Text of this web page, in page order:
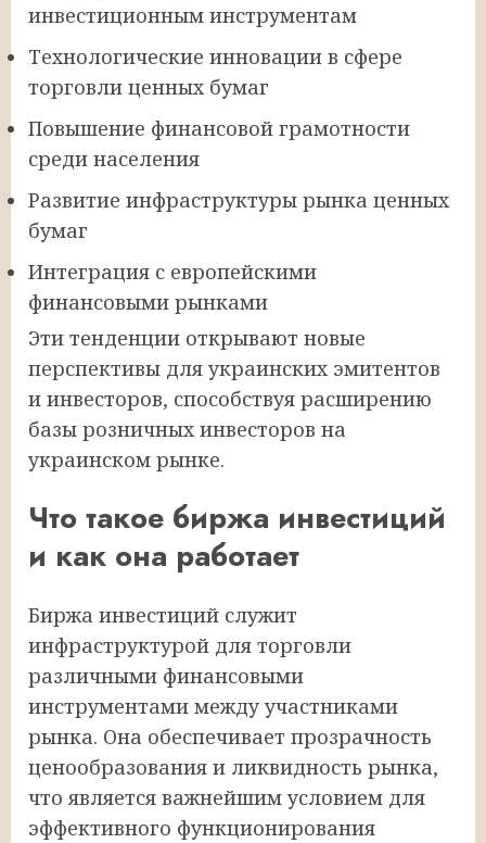
инвестиционным инструментам
Технологические инновации в сфере
торговли ценных бумаг
Повышение финансовой грамотности
среди населения
Развитие инфраструктуры рынка ценных
бумаг
Интеграция с европейскими
финансовыми рынками
Эти тенденции открывают новые
перспективы для украинских эмитентов
и инвесторов, способствуя расширению
базы розничных инвесторов на
украинском рынке.
Что такое биржа инвестиций
и как она работает
Биржа инвестиций служит
инфраструктурой для торговли
различными финансовыми
инструментами между участниками
рынка. Она обеспечивает прозрачность
ценообразования и ликвидность рынка,
что является важнейшим условием для
эффективного функционирования